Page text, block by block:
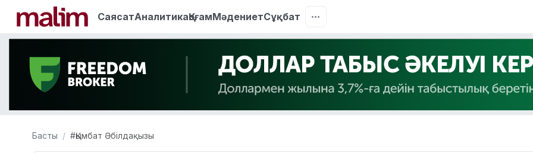
СаясатАналитикаҚоғамМәдениетСұқбат
Басты #Қымбат Әбілдақызы